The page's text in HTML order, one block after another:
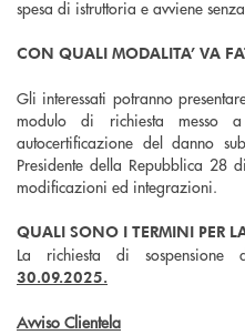
spesa di istruttoria e avviene
CON QUALI MODALITA’ VA
Gli interessati potranno
modulo di richiesta messo
autocertificazione del danno
Presidente della Repubblica 28
modificazioni ed integrazioni.
QUALI SONO I TERMINI PER
La richiesta di sospensione
30.09.2025.
Avviso Clientela